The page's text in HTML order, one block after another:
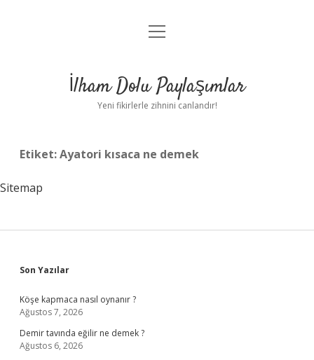
Anasayfa
Yasal Uyarı
menüyü
İlham Dolu Paylaşımlar
Yeni fikirlerle zihnini canlandır!
Etiket:Ayatori kısaca ne demek
Sitemap
Sidebar
Son Yazılar
Köşe kapmaca nasıl oynanır ?
Ağustos 7, 2026
Demir tavında eğilir ne demek ?
Ağustos 6, 2026